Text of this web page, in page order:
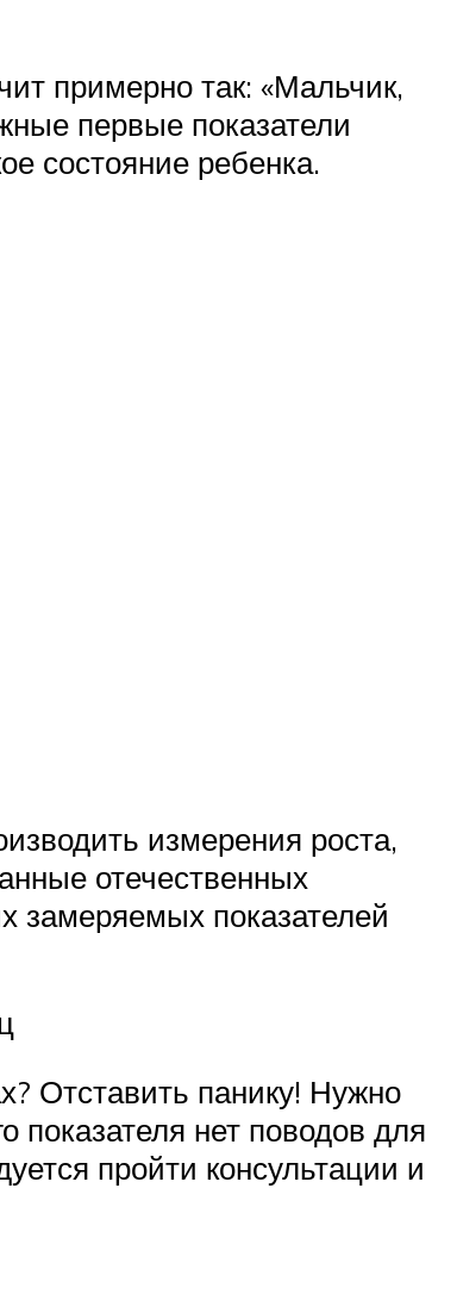
примерно так: «Мальчик,
первые показатели
состояние ребенка.
измерения роста,
отечественных
замеряемых показателей
Отставить панику! Нужно
показателя нет поводов для
пройти консультации и